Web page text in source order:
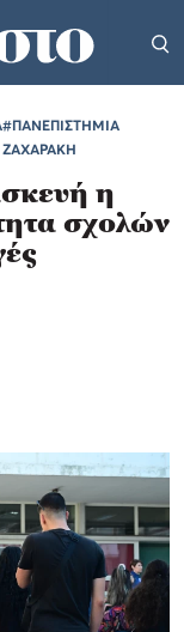
#ΠΑΝΕΠΙΣΤΗΜΙΑ
η
σχολών